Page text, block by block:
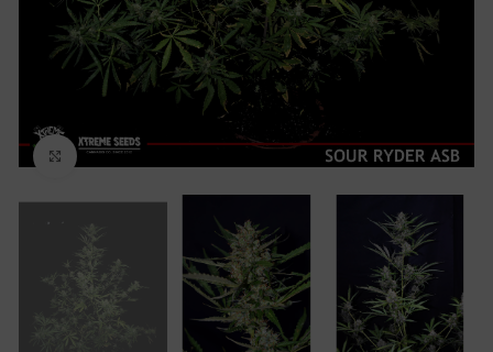
Click to enlarge